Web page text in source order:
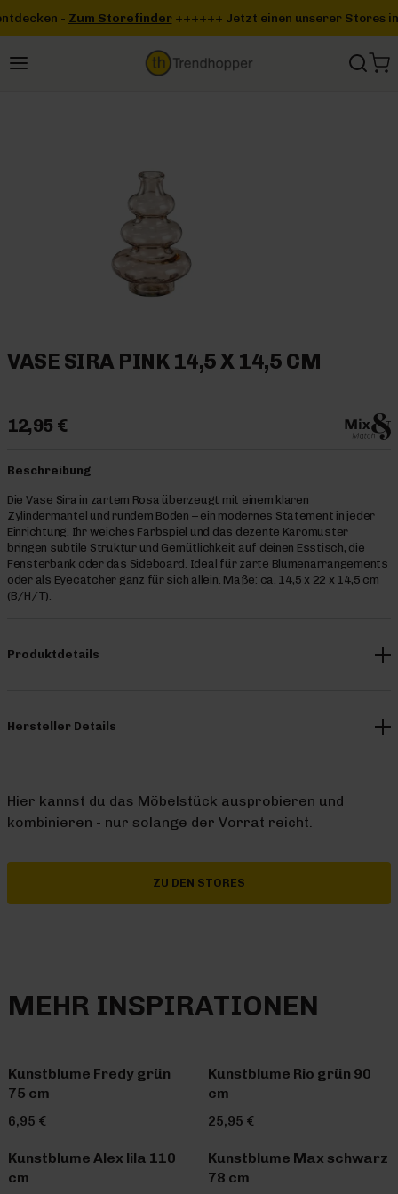
+++ +++ Jetzt einen unserer Stores in deiner Nähe
VASE SIRA PINK 14,5 X 14,5 CM
12,95 €
Beschreibung
Die Vase Sira in zartem Rosa überzeugt mit einem klaren
Zylindermantel und rundem Boden – ein modernes Statement in jeder
Einrichtung. Ihr weiches Farbspiel und das dezente Karomuster
bringen subtile Struktur und Gemütlichkeit auf deinen Esstisch, die
Fensterbank oder das Sideboard. Ideal für zarte Blumenarrangements
oder als Eyecatcher ganz für sich allein. Maße: ca. 14,5 x 22 x 14,5 cm
(B/H/T).
Produktdetails
Hersteller Details
Hier kannst du das Möbelstück ausprobieren und
kombinieren - nur solange der Vorrat reicht.
ZU DEN STORES
MEHR INSPIRATIONEN
Kunstblume Fredy grün
75 cm
6,95 €
Kunstblume Rio grün 90
cm
25,95 €
Kunstblume Alex lila 110
cm
Kunstblume Max schwarz
78 cm